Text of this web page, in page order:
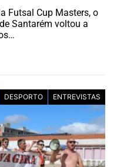
Futsal Cup Masters, o
Santarém voltou a
DESPORTO ENTREVISTAS